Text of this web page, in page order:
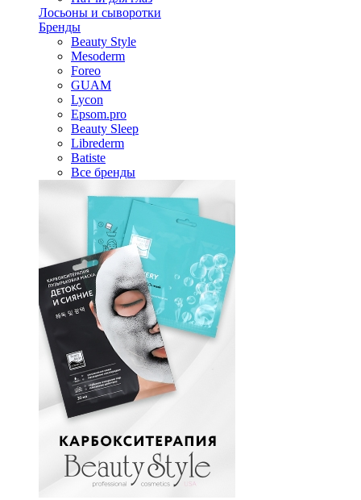
Лосьоны и сыворотки
Бренды
Beauty Style
Mesoderm
Foreo
GUAM
Lycon
Epsom.pro
Beauty Sleep
Librederm
Batiste
Все бренды